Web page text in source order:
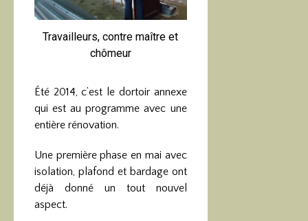
Travailleurs, contre maître et
chômeur
Été 2014, c’est le dortoir annexe
qui est au programme avec une
entière rénovation.
Une première phase en mai avec
isolation, plafond et bardage ont
déjà donné un tout nouvel
aspect.